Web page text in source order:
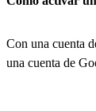
Con una cuenta
una cuenta de